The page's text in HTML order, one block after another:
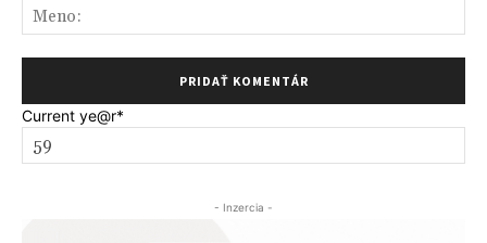
Current ye@r*
- Inzercia -